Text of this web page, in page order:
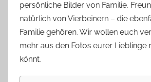
persönliche Bilder von Familie,
natürlich von Vierbeinern – die
Familie gehören. Wir wollen euch
mehr aus den Fotos eurer Lieblinge
könnt.